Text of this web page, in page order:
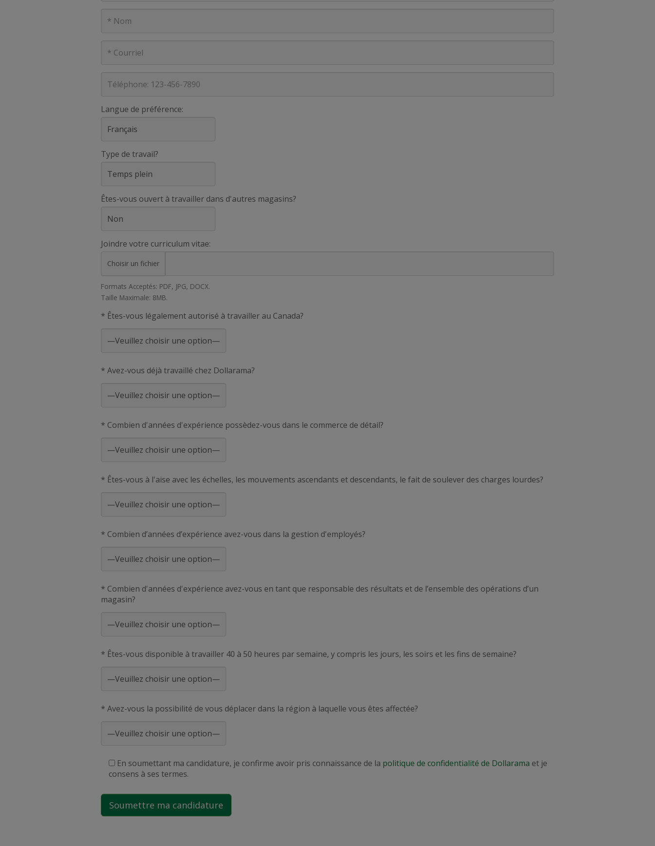
Langue de préférence:
Type de travail?
Êtes-vous ouvert à travailler dans d'autres magasins?
Joindre votre curriculum vitae:
Choisir un fichier
Formats Acceptés: PDF, JPG, DOCX.
Taille Maximale: 8MB.
* Êtes-vous légalement autorisé à travailler au Canada?
* Avez-vous déjà travaillé chez Dollarama?
* Combien d'années d'expérience possèdez-vous dans le commerce de détail?
* Êtes-vous à l'aise avec les échelles, les mouvements ascendants et descendants, le fait de soulever des charges lourdes?
* Combien d’années d’expérience avez-vous dans la gestion d'employés?
* Combien d'années d'expérience avez-vous en tant que responsable des résultats et de l’ensemble des opérations d’un
magasin?
* Êtes-vous disponible à travailler 40 à 50 heures par semaine, y compris les jours, les soirs et les fins de semaine?
* Avez-vous la possibilité de vous déplacer dans la région à laquelle vous êtes affectée?
En soumettant ma candidature, je confirme avoir pris connaissance de la politique de confidentialité de Dollarama et je
consens à ses termes.